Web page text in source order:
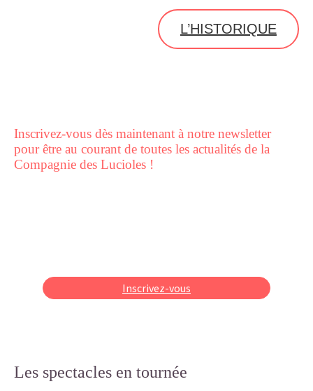
L’HISTORIQUE
Inscrivez-vous dès maintenant à notre newsletter
pour être au courant de toutes les actualités de la
Compagnie des Lucioles !
Inscrivez-vous
Les spectacles en tournée